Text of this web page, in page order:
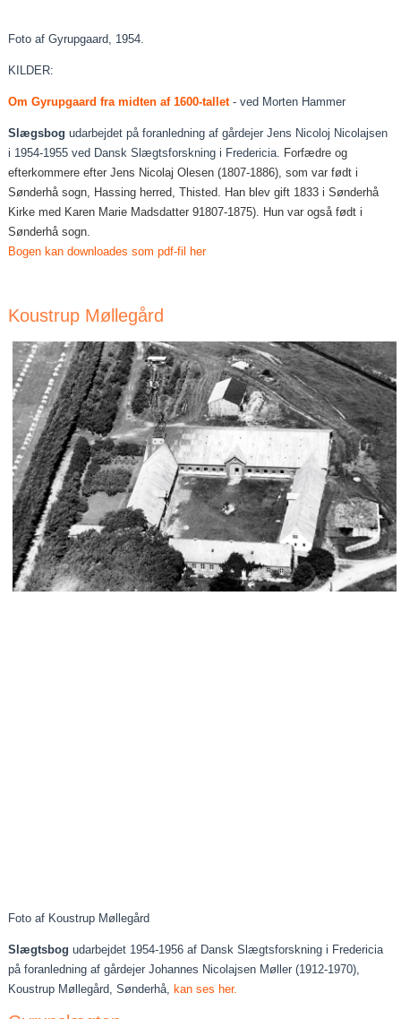
Foto af Gyrupgaard, 1954.
KILDER:
Om Gyrupgaard fra midten af 1600-tallet- ved Morten Hammer
Slægsbog udarbejdet på foranledning af gårdejer Jens Nicoloj Nicolajsen
i 1954-1955 ved Dansk Slægtsforskning i Fredericia. Forfædre og
efterkommere efter Jens Nicolaj Olesen (1807-1886), som var født i
Sønderhå sogn, Hassing herred, Thisted. Han blev gift 1833 i Sønderhå
Kirke med Karen Marie Madsdatter 91807-1875). Hun var også født i
Sønderhå sogn.
Bogen kan downloades som pdf-fil her
Koustrup Møllegård
Foto af Koustrup Møllegård
Slægtsbog udarbejdet 1954-1956 af Dansk Slægtsforskning i Fredericia
på foranledning af gårdejer Johannes Nicolajsen Møller (1912-1970),
Koustrup Møllegård, Sønderhå, kan ses her.